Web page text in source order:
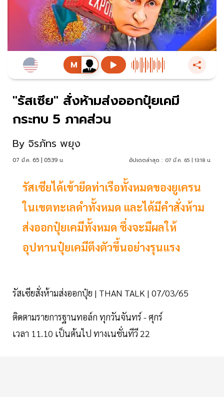
"รัสเซีย" สั่งห้ามส่งออกปุ๋ยเคมี
กระทบ 5 ภาคส่วน
By จิรภัทร พยุง
07 มี.ค. 65 | 05:39 น. อัปเดตล่าสุด : 07 มี.ค. 65 | 13:18 น.
รัสเซียได้เข้ายึดท่าเรือทั้งหมดของยูเครน
ในเขตทะเลดำทั้งหมด และได้มีคำสั่งห้าม
ส่งออกปุ๋ยเคมีทั้งหมด ซึ่งจะมีผลให้
อุปทานปุ๋ยเคมีตึงตัวขึ้นอย่างรุนแรง
รัสเซียสั่งห้ามส่งออกปุ๋ย | THAN TALK | 07/03/65
ติดตามรายการฐานทอล์ก ทุกวันจันทร์ - ศุกร์
เวลา 11.10 เป็นต้นไป ทางเนชั่นทีวี 22